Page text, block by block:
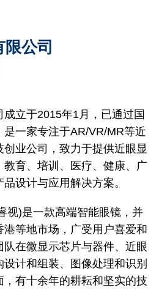
公司
立于2015年1月，已通过国
一家专注于AR/VR/MR等近
业公司，致力于提供近眼显
育、培训、医疗、健康、广
设计与应用解决方案。
视)是一款高端智能眼镜，并
等地市场，广受用户喜爱和
在微显示芯片与器件、近眼
计和组装、图像处理和识别
有十余年的耕耘和坚实的技